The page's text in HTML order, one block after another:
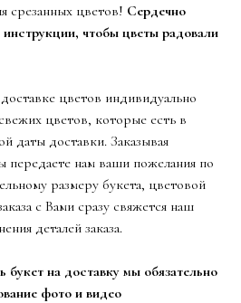
срезанных цветов! Сердечно
чтобы цветы радовали
цветов индивидуально
цветов, которые есть в
даты доставки. Заказывая
передаете нам ваши пожелания по
размеру букета, цветовой
с Вами сразу свяжется наш
деталей заказа.
букет на доставку мы обязательно
фото и видео